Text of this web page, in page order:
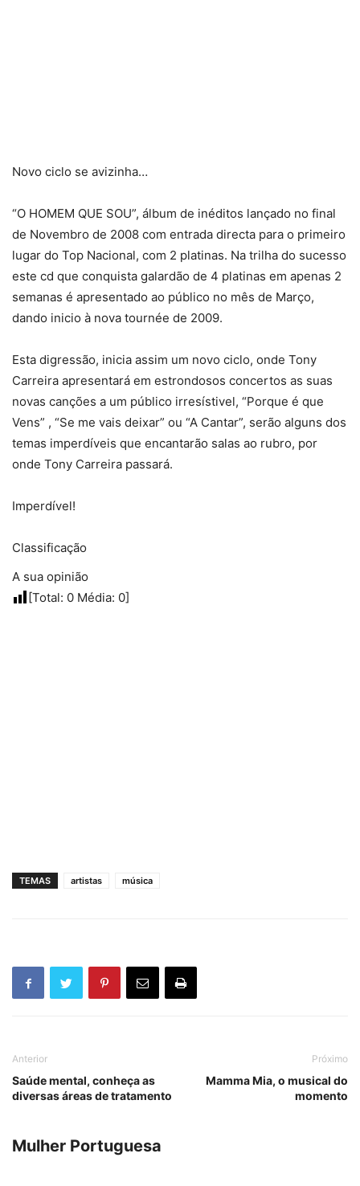
Novo ciclo se avizinha…
“O HOMEM QUE SOU”, álbum de inéditos lançado no final
de Novembro de 2008 com entrada directa para o primeiro
lugar do Top Nacional, com 2 platinas. Na trilha do sucesso
este cd que conquista galardão de 4 platinas em apenas 2
semanas é apresentado ao público no mês de Março,
dando inicio à nova tournée de 2009.
Esta digressão, inicia assim um novo ciclo, onde Tony
Carreira apresentará em estrondosos concertos as suas
novas canções a um público irresístivel, “Porque é que
Vens” , “Se me vais deixar” ou “A Cantar”, serão alguns dos
temas imperdíveis que encantarão salas ao rubro, por
onde Tony Carreira passará.
Imperdível!
Classificação
A sua opinião
[Total: 0 Média: 0]
TEMAS artistas música
Anterior
Saúde mental, conheça as
diversas áreas de tratamento
Próximo
Mamma Mia, o musical do
momento
Mulher Portuguesa